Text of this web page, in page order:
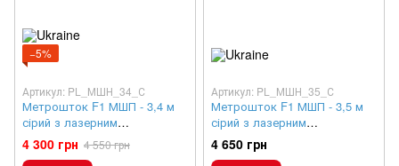
−5%
Артикул: PL_МШН_34_С
Метрошток F1 МШП - 3,4 м
сірий з лазерним
гравіюванням
4 300 грн 4 550 грн
Артикул: PL_МШН_35_С
Метрошток F1 МШП - 3,5 м
сірий з лазерним
гравіюванням
4 650 грн